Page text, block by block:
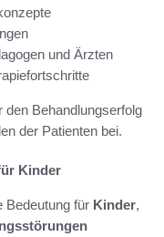
und Ärzten
den Behandlungserfolg
der Patienten bei.
Kinder
Bedeutung für Kinder,